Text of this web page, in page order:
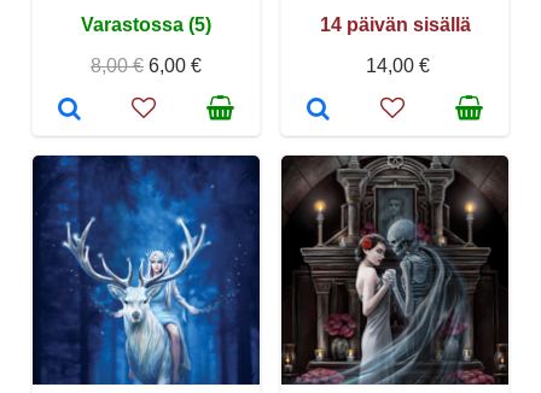
Varastossa (5)
8,00 € 6,00 €
14 päivän sisällä
14,00 €